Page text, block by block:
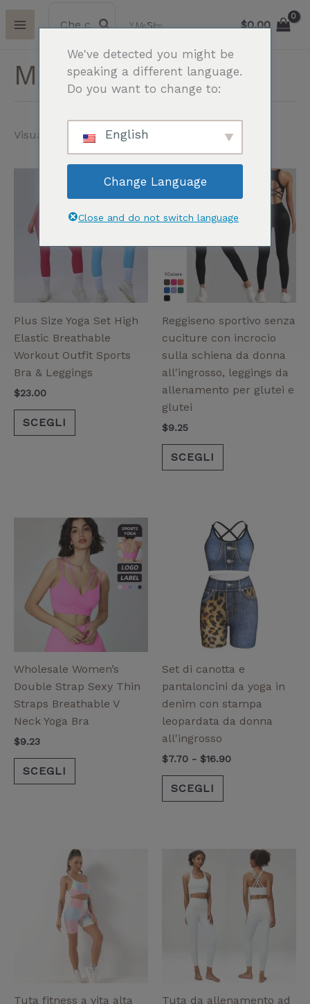
Vai
contenuto
per:
$0.00
C
e
Magliette per yoga
Visualizzazione di 13 risultati
Plus Size Yoga Set High
Elastic Breathable
Workout Outfit Sports
Bra & Leggings
$23.00
SCEGLI
Questo
ha
varianti.
Le
opzioni
possono
essere
scelte
nella
pagina
Reggiseno sportivo senza
cuciture con incrocio
sulla schiena da donna
all'ingrosso, leggings da
allenamento per glutei e
glutei
$9.25
SCEGLI
varianti.
Le
opzioni
possono
essere
scelte
nella
pagina
Wholesale Women’s
Double Strap Sexy Thin
Straps Breathable V
Neck Yoga Bra
$9.23
SCEGLI
Questo
prodotto
più
varianti.
Le
opzioni
possono
essere
scelte
nella
pagina
Set di canotta e
pantaloncini da yoga in
denim con stampa
leopardata da donna
all'ingrosso
$7.70 - $16.90
Fascia
di
prezzo:
da
$7.70
a
$16.90
SCEGLI
Questo
prodotto
ha
più
varianti.
Le
opzioni
possono
essere
scelte
nella
pagina
Tuta fitness a vita alta
Questo
prodotto
ha
più
varianti.
Le
opzioni
possono
essere
Tuta da allenamento ad
Questo
prodotto
varianti.
possono
We've detected you might be
speaking a different language.
Do you want to change to:
English
Change Language
Close and do not switch language